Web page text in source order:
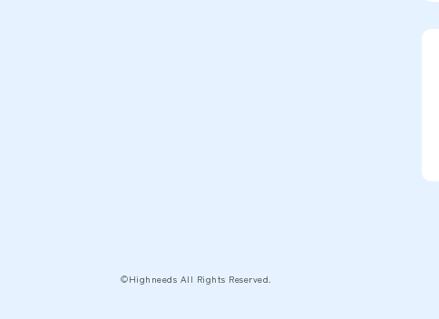
©Highneeds All Rights Reserved.